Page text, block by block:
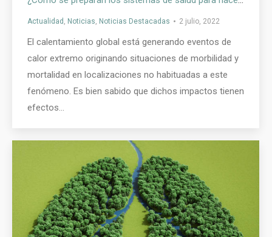
Actualidad , Noticias, Noticias Destacadas 2 julio, 2022
El calentamiento global está generando eventos de
calor extremo originando situaciones de morbilidad y
mortalidad en localizaciones no habituadas a este
fenómeno. Es bien sabido que dichos impactos tienen
efectos…